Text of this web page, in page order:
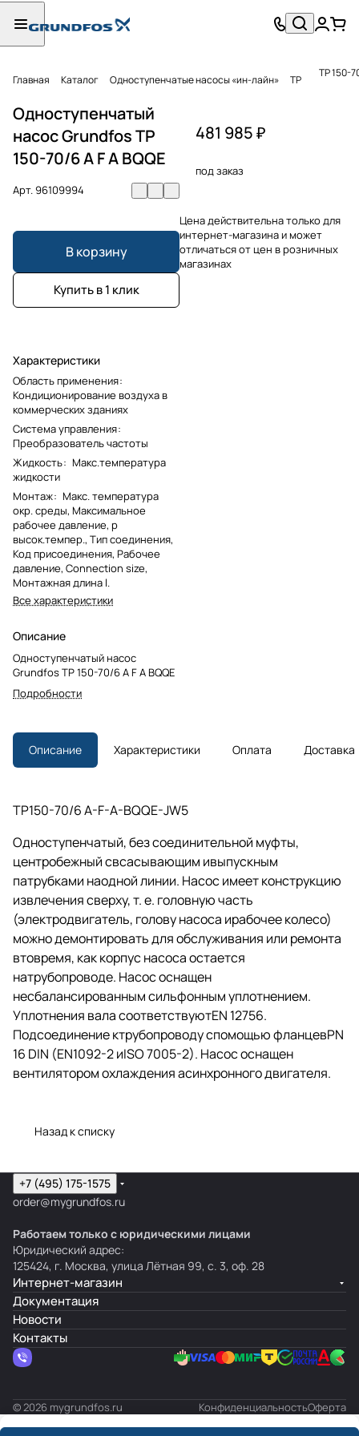
Главная Каталог Одноступенчатые насосы «ин-лайн» TP TP 150-
Одноступенчатый
насос Grundfos TP
150-70/6 A F A BQQE
Арт.96109994
В корзину
Купить в 1 клик
Характеристики
Область применения:
Кондиционирование воздуха в
коммерческих зданиях
Система управления:
Преобразователь частоты
Жидкость: Макс.температура
жидкости
Монтаж: Макс. температура
окр. среды, Максимальное
рабочее давление, p
высок.темпер., Тип соединения,
Код присоединения, Рабочее
давление, Connection size,
Монтажная длина l.
Все характеристики
Описание
Одноступенчатый насос
Grundfos TP 150-70/6 A F A BQQE
Подробности
481 985 ₽
под заказ
Цена действительна только для
интернет-магазина и может
отличаться от цен в розничных
магазинах
Описание Характеристики Оплата Доставка
TP150-70/6 A-F-A-BQQE-JW5
Одноступенчатый, без соединительной муфты,
центробежный свсасывающим ивыпускным
патрубками наодной линии. Насос имеет конструкцию
извлечения сверху,т. е. головную часть
(электродвигатель, голову насоса ирабочее колесо)
можно демонтировать для обслуживания или ремонта
втовремя, как корпус насоса остается
натрубопроводе. Насос оснащен
несбалансированным сильфонным уплотнением.
Уплотнения вала соответствуютEN 12756.
Подсоединение ктрубопроводу спомощью фланцевPN
16 DIN (EN1092-2 иISO 7005-2). Насос оснащен
вентилятором охлаждения асинхронного двигателя.
Назад к списку
+7 (495) 175-1575
order@mygrundfos.ru
Работаем только с юридическими лицами
Юридический адрес:
125424, г. Москва, улица Лётная 99, с. 3, оф. 28
Интернет-магазин
Документация
Новости
Контакты
© 2026 mygrundfos.ru КонфиденциальностьОферта